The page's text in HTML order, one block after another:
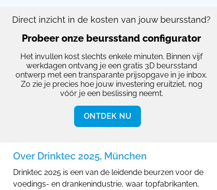
Direct inzicht in de kosten van jouw beursstand?
Probeer onze beursstand configurator
Het invullen kost slechts enkele minuten. Binnen vijf
werkdagen ontvang je een gratis 3D beursstand
ontwerp met een transparante prijsopgave in je inbox.
Zo zie je precies hoe jouw investering eruitziet, nog
vóór je een beslissing neemt.
ONTDEK NU
Over Drinktec 2025, München
Drinktec 2025 is een van de leidende beurzen voor de
voedings- en drankenindustrie, waar topfabrikanten,